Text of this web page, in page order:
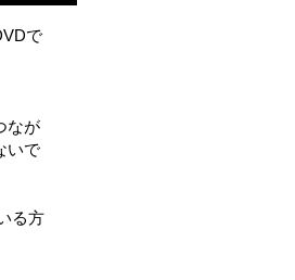
で
なが
いで
る方